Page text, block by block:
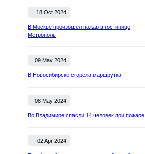
18 Oct 2024
В Москве произошел пожар в гостинице
Метрополь
09 May 2024
В Новосибирске сгорела маршрутка
08 May 2024
Во Владимире спасли 14 человек при пожаре
02 Apr 2024